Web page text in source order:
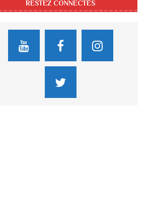
RESTEZ CONNECTÉS